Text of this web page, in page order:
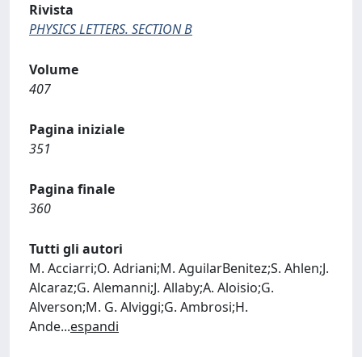
Rivista
PHYSICS LETTERS. SECTION B
Volume
407
Pagina iniziale
351
Pagina finale
360
Tutti gli autori
M. Acciarri;O. Adriani;M. AguilarBenitez;S. Ahlen;J.
Alcaraz;G. Alemanni;J. Allaby;A. Aloisio;G.
Alverson;M. G. Alviggi;G. Ambrosi;H.
Ande...espandi